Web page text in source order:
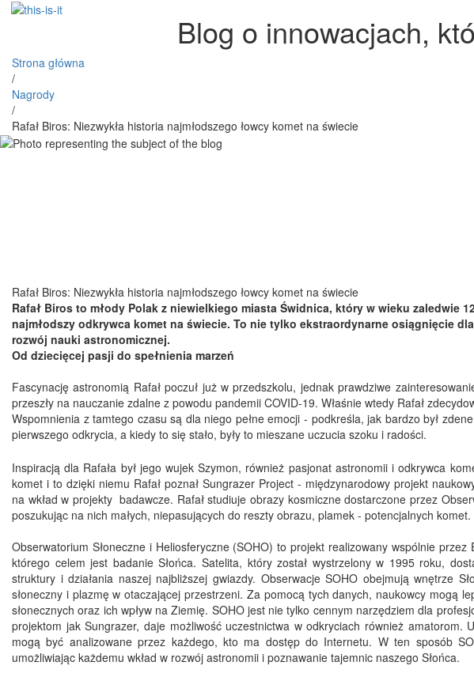
Blog o innowacjach,
Strona główna
/
Nagrody
/
Rafał Biros: Niezwykła historia najmłodszego łowcy komet na świecie
Rafał Biros: Niezwykła historia najmłodszego łowcy komet na świecie
Rafał Biros to młody Polak z niewielkiego miasta Świdnica, który w wieku zaledwie
najmłodszy odkrywca komet na świecie. To nie tylko ekstraordynarne osiągnięcie
rozwój nauki astronomicznej.
Od dziecięcej pasji do spełnienia marzeń
Fascynację astronomią Rafał poczuł już w przedszkolu, jednak prawdziwe
przeszły na nauczanie zdalne z powodu pandemii COVID-19. Właśnie wtedy Rafał
Wspomnienia z tamtego czasu są dla niego pełne emocji - podkreśla, jak bardzo był
pierwszego odkrycia, a kiedy to się stało, były to mieszane uczucia szoku i radości.
Inspiracją dla Rafała był jego wujek Szymon, również pasjonat astronomii i odkrywca
komet i to dzięki niemu Rafał poznał Sungrazer Project - międzynarodowy projekt
na wkład w projekty badawcze. Rafał studiuje obrazy kosmiczne dostarczone przez
poszukując na nich małych, niepasujących do reszty obrazu, plamek - potencjalnych komet.
Obserwatorium Słoneczne i Heliosferyczne (SOHO) to projekt realizowany wspólnie
którego celem jest badanie Słońca. Satelita, który został wystrzelony w 1995 roku,
struktury i działania naszej najbliższej gwiazdy. Obserwacje SOHO obejmują wnętrze
słoneczny i plazmę w otaczającej przestrzeni. Za pomocą tych danych, naukowcy mogą
słonecznych oraz ich wpływ na Ziemię. SOHO jest nie tylko cennym narzędziem dla
projektom jak Sungrazer, daje możliwość uczestnictwa w odkryciach również amatorom.
mogą być analizowane przez każdego, kto ma dostęp do Internetu. W ten sposób
umożliwiając każdemu wkład w rozwój astronomii i poznawanie tajemnic naszego Słońca.